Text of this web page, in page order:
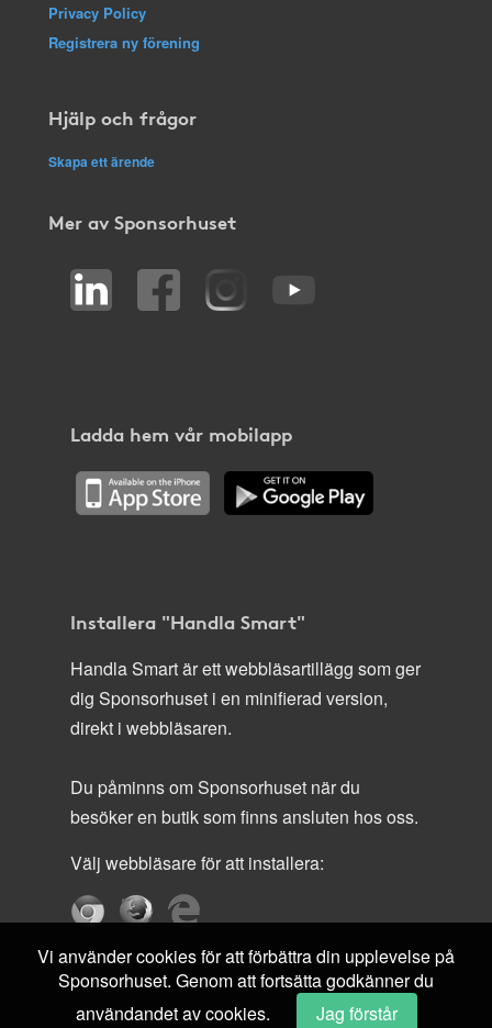
Privacy Policy
Registrera ny förening
Hjälp och frågor
Skapa ett ärende
Mer av Sponsorhuset
Ladda hem vår mobilapp
Installera "Handla Smart"
Handla Smart är ett webbläsartillägg som ger
dig Sponsorhuset i en minifierad version,
direkt i webbläsaren.
Du påminns om Sponsorhuset när du
besöker en butik som finns ansluten hos oss.
Välj webbläsare för att installera:
Vi använder cookies för att förbättra din upplevelse på
Sponsorhuset. Genom att fortsätta godkänner du
användandet av cookies.
Jag förstår